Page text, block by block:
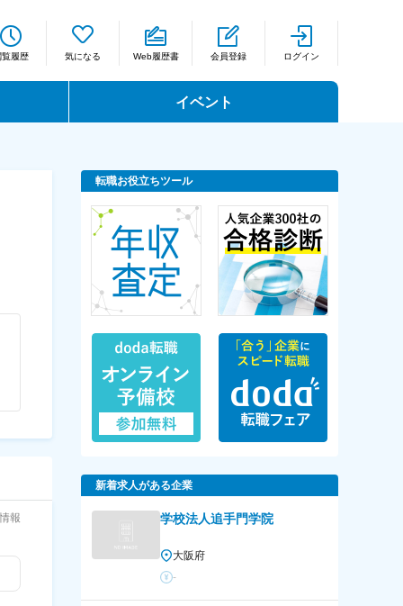
覧履歴 気になる Web履歴書 会員登録 ログイン
イベント
報
転職お役立ちツール
新着求人がある企業
学校法人追手門学院
大阪府
-